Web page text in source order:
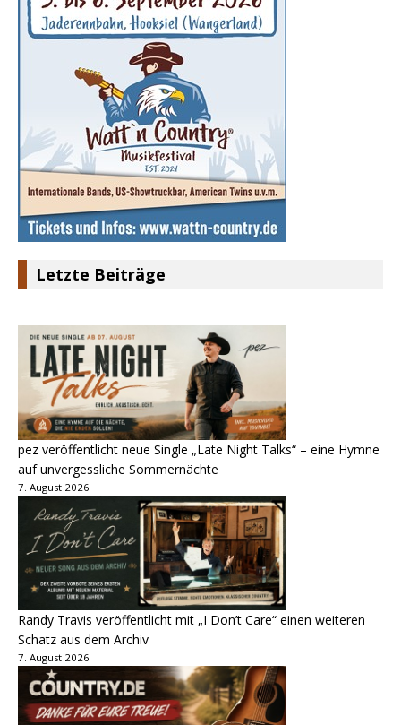
Letzte Beiträge
pez veröffentlicht neue Single „Late Night Talks“ – eine Hymne
auf unvergessliche Sommernächte
7. August 2026
Randy Travis veröffentlicht mit „I Don’t Care“ einen weiteren
Schatz aus dem Archiv
7. August 2026